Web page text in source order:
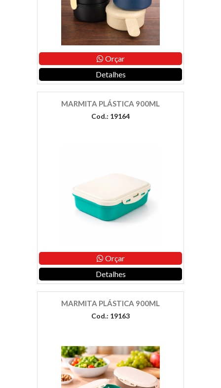
Orçar
Detalhes
MARMITA PLÁSTICA 900ML
Cod.: 19164
Orçar
Detalhes
MARMITA PLÁSTICA 900ML
Cod.: 19163